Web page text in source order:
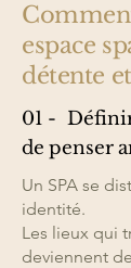
espace
détente
01 -
de penser
Un SPA se
identité.
Les lieux qui
deviennent